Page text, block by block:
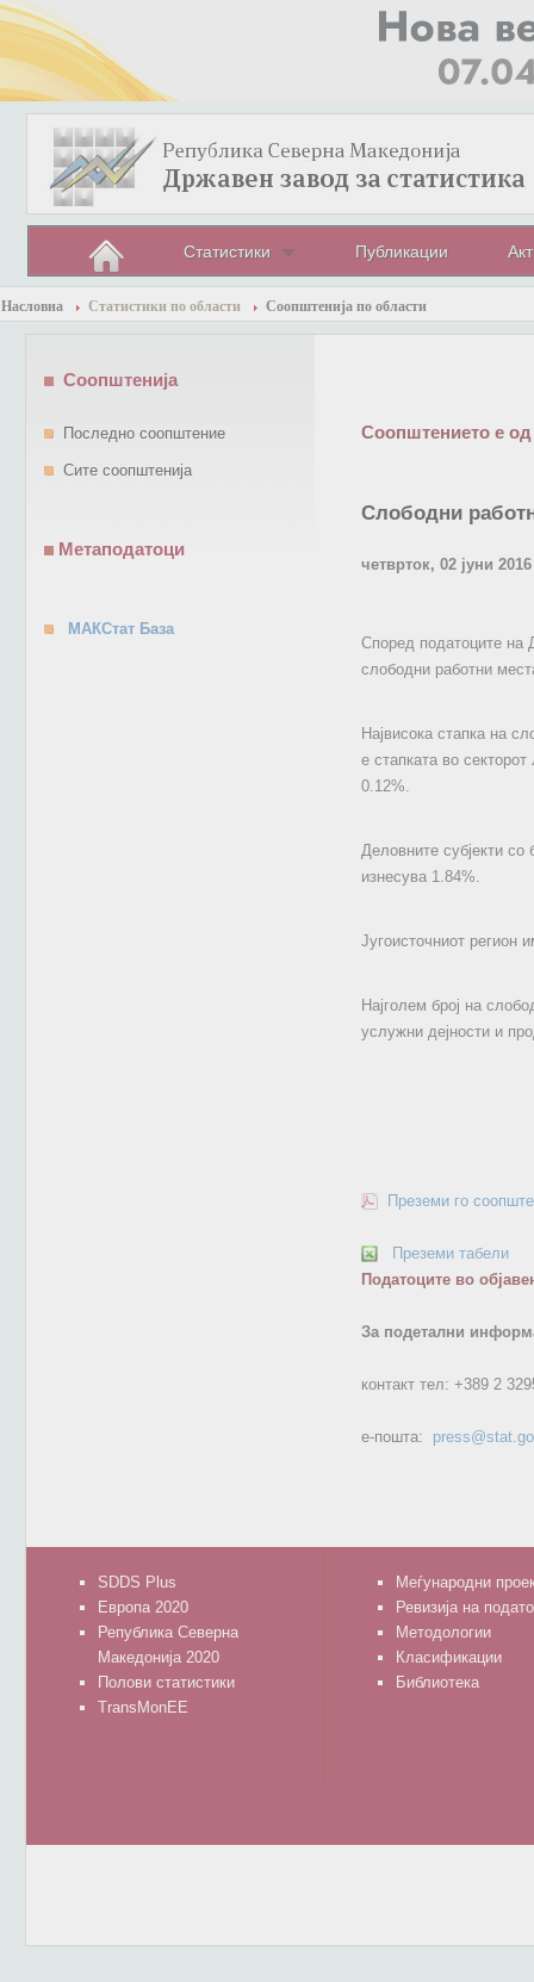
Статистики Публикации
Насловна Статистики по области Соопштенија по области
Соопштението е од
Слободни
четврток, 02 јуни 2016
Според податоците на
слободни работни
Највисока стапка на
е стапката во
0.12%.
Деловните субјекти со
изнесува 1.84%.
Југоисточниот регион
Најголем број на
услужни дејности и
Преземи го
Преземи табели
Податоците во
За подетални
контакт тел: +389 2
е-пошта:
Соопштенија
Последно соопштение
Сите соопштенија
Метаподатоци
МАКСтат База
SDDS Plus
Европа 2020
Република Северна
Македонија 2020
Полови статистики
TransMonEE
Меѓународни
Ревизија на
Методологии
Класификации
Библиотека